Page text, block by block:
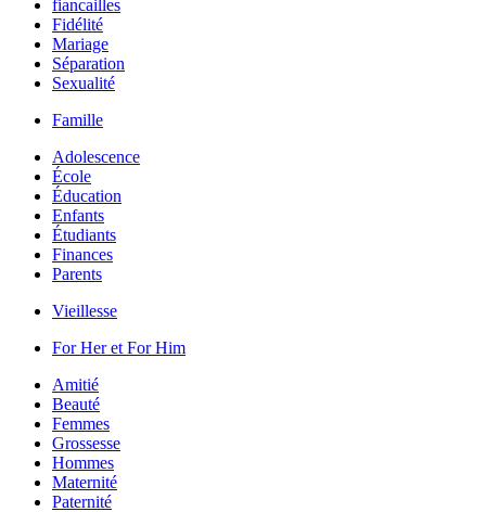
fiancailles
Fidélité
Mariage
Séparation
Sexualité
Famille
Adolescence
École
Éducation
Enfants
Étudiants
Finances
Parents
Vieillesse
For Her et For Him
Amitié
Beauté
Femmes
Grossesse
Hommes
Maternité
Paternité